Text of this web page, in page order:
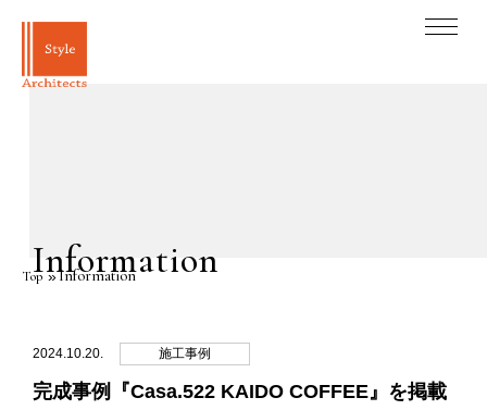
Information
Top Information
2024.10.20. 施工事例
完成事例『Casa.522 KAIDO COFFEE』を掲載